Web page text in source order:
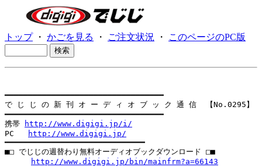
トップ・ かごを見る ・ ご注文状況 ・ このページのPC版
━━━━━━━━━━━━━━━━━━━━━━━━━━━━━━━━━━
で じ じ の 新 刊 オ ー デ ィ オ ブ ッ ク 通 信  【No.0295】
━━━━━━━━━━━━━━━━━━━━━━━━━━━━━━━━━━
携帯
http://www.digigi.jp/i/
PC
http://www.digigi.jp/
━━━━━━━━━━━━━━━━━━━━━━━━━━━━━━
■□ でじじの週替わり無料オーディオブックダウンロード □■
http://www.digigi.jp/bin/mainfrm?a=66143